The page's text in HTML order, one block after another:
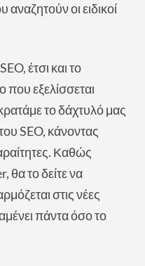
οι ειδικοί
έτσι και το
που εξελίσσεται
το δάχτυλό μας
SEO, κάνοντας
Καθώς
θα το δείτε να
στις νέες
πάντα όσο το